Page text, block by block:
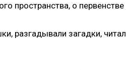
пространства, о
разгадывали загадки,